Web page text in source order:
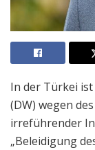
In der Türkei
(DW) wegen
irreführender
„Beleidigung